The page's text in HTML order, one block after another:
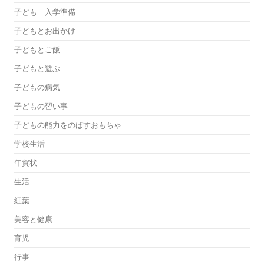
子ども 入学準備
子どもとお出かけ
子どもとご飯
子どもと遊ぶ
子どもの病気
子どもの習い事
子どもの能力をのばすおもちゃ
学校生活
年賀状
生活
紅葉
美容と健康
育児
行事